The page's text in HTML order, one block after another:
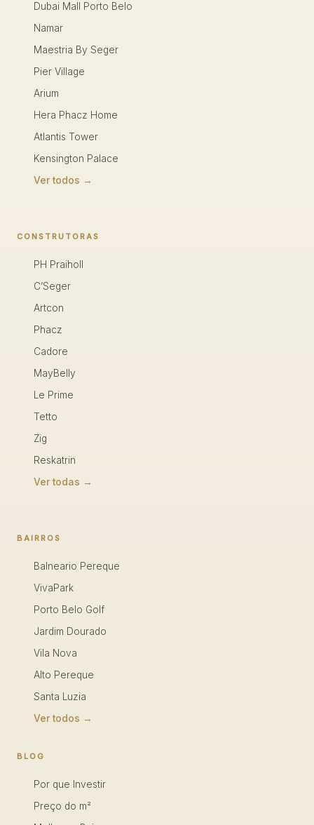
Dubai Mall Porto Belo
Namar
Maestria By Seger
Pier Village
Arium
Hera Phacz Home
Atlantis Tower
Kensington Palace
Ver todos →
CONSTRUTORAS
PH Praiholl
C’Seger
Artcon
Phacz
Cadore
MayBelly
Le Prime
Tetto
Zig
Reskatrin
Ver todas →
BAIRROS
Balneario Pereque
VivaPark
Porto Belo Golf
Jardim Dourado
Vila Nova
Alto Pereque
Santa Luzia
Ver todos →
BLOG
Por que Investir
Preço do m²